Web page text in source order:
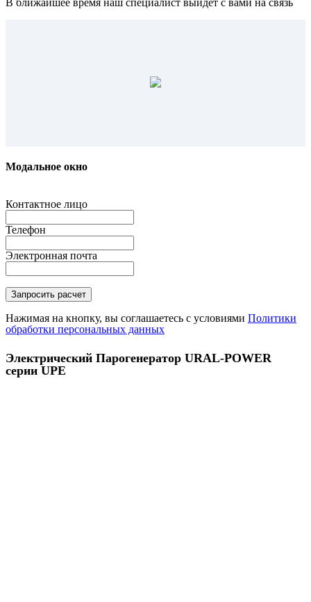
В ближайшее время наш специалист выйдет с вами на связь
Модальное окно
Контактное лицо
Телефон
Электронная почта
Нажимая на кнопку, вы соглашаетесь с условиями Политики
обработки персональных данных
Электрический Парогенератор URAL-POWER
серии UPE